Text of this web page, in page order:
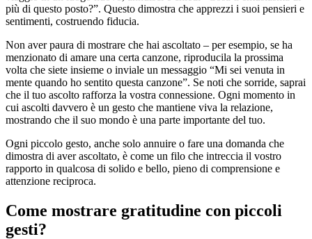
più di questo posto?”. Questo dimostra che apprezzi i suoi pensieri e
sentimenti, costruendo fiducia.
Non aver paura di mostrare che hai ascoltato – per esempio, se ha
menzionato di amare una certa canzone, riproducila la prossima
volta che siete insieme o inviale un messaggio “Mi sei venuta in
mente quando ho sentito questa canzone”. Se noti che sorride, saprai
che il tuo ascolto rafforza la vostra connessione. Ogni momento in
cui ascolti davvero è un gesto che mantiene viva la relazione,
mostrando che il suo mondo è una parte importante del tuo.
Ogni piccolo gesto, anche solo annuire o fare una domanda che
dimostra di aver ascoltato, è come un filo che intreccia il vostro
rapporto in qualcosa di solido e bello, pieno di comprensione e
attenzione reciproca.
Come mostrare gratitudine con piccoli
gesti?